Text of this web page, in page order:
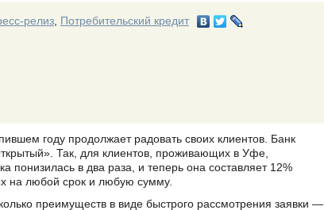
релиз Потребительский кредит
году продолжает радовать своих клиентов. Банк
Так, для клиентов, проживающих в Уфе,
понизилась в два раза, и теперь она составляет 12%
на любой срок и любую сумму.
преимуществ в виде быстрого рассмотрения заявки —